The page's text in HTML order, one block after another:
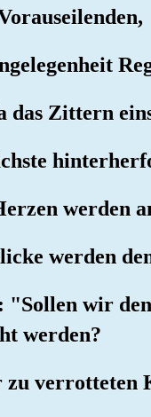
das Zittern
werden
werden
"Sollen wir
werden?
zu verrotteten